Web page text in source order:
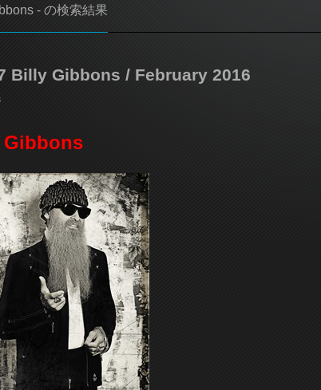
- の検索結果
Billy Gibbons / February 2016